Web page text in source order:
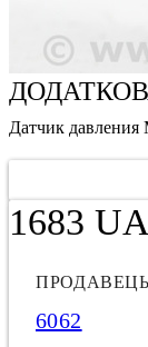
Датчик
1683
ПРОДАВЕЦЬ
6062